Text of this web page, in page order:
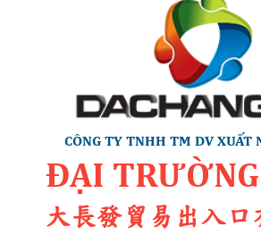
CÔNG TY TNHH TM DV XUẤT
ĐẠI
大長發貿易出入口